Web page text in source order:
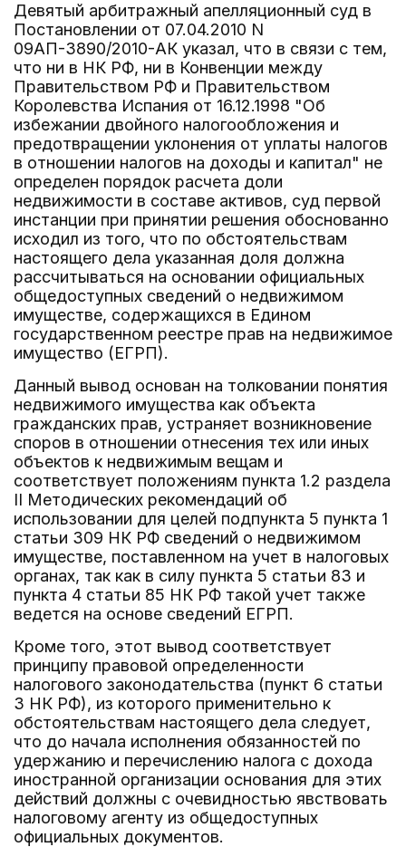
Девятый арбитражный апелляционный суд в
Постановлении от 07.04.2010 N
09АП-3890/2010-АК указал, что в связи с тем,
что ни в НК РФ, ни в Конвенции между
Правительством РФ и Правительством
Королевства Испания от 16.12.1998 "Об
избежании двойного налогообложения и
предотвращении уклонения от уплаты налогов
в отношении налогов на доходы и капитал" не
определен порядок расчета доли
недвижимости в составе активов, суд первой
инстанции при принятии решения обоснованно
исходил из того, что по обстоятельствам
настоящего дела указанная доля должна
рассчитываться на основании официальных
общедоступных сведений о недвижимом
имуществе, содержащихся в Едином
государственном реестре прав на недвижимое
имущество (ЕГРП).
Данный вывод основан на толковании понятия
недвижимого имущества как объекта
гражданских прав, устраняет возникновение
споров в отношении отнесения тех или иных
объектов к недвижимым вещам и
соответствует положениям пункта 1.2 раздела
II Методических рекомендаций об
использовании для целей подпункта 5 пункта 1
статьи 309 НК РФ сведений о недвижимом
имуществе, поставленном на учет в налоговых
органах, так как в силу пункта 5 статьи 83 и
пункта 4 статьи 85 НК РФ такой учет также
ведется на основе сведений ЕГРП.
Кроме того, этот вывод соответствует
принципу правовой определенности
налогового законодательства (пункт 6 статьи
3 НК РФ), из которого применительно к
обстоятельствам настоящего дела следует,
что до начала исполнения обязанностей по
удержанию и перечислению налога с дохода
иностранной организации основания для этих
действий должны с очевидностью явствовать
налоговому агенту из общедоступных
официальных документов.